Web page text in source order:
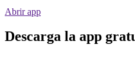
Abrir app
Descarga la app